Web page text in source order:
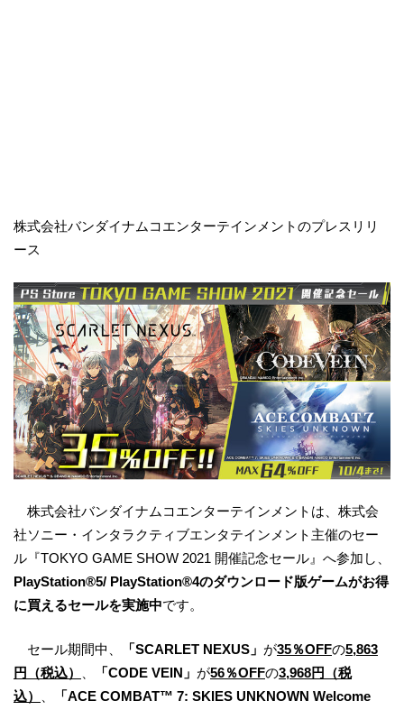
株式会社バンダイナムコエンターテインメントのプレスリリ
ース
株式会社バンダイナムコエンターテインメントは、株式会
社ソニー・インタラクティブエンタテインメント主催のセー
ル『TOKYO GAME SHOW 2021 開催記念セール』へ参加し、
PlayStation®5/ PlayStation®4のダウンロード版ゲームがお得
に買えるセールを実施中です。
セール期間中、 「SCARLET NEXUS」 が35％OFFの5,863
円（税込）
「CODE VEIN」 が56％OFFの3,968円（税
込）
「ACE COMBAT™ 7: SKIES UNKNOWN Welcome